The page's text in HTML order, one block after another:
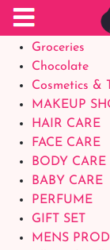
Food
Baby Foods
Groceries
Chocolate
Cosmetics &
MAKEUP
HAIR CARE
FACE CARE
BODY CARE
BABY CARE
PERFUME
GIFT SET
MENS